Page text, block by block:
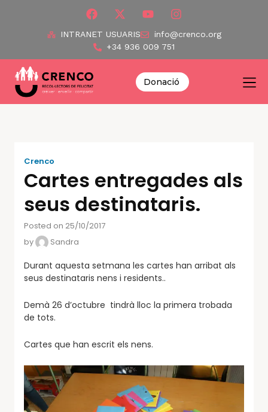
INTRANET USUARIS
info@crenco.org
+34 936 009 751
Donació
Crenco
Cartes entregades als
seus destinataris.
Posted on 25/10/2017
by
Sandra
Durant aquesta setmana les cartes han arribat als
seus destinataris nens i residents..
Demà 26 d’octubre tindrà lloc la primera trobada
de tots.
Cartes que han escrit els nens.